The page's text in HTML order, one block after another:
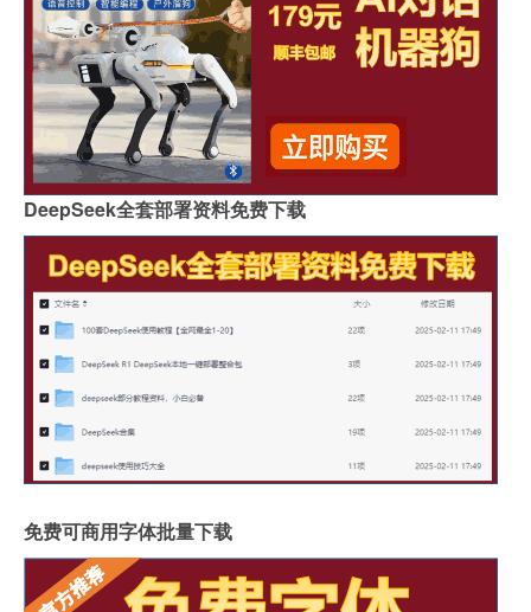
DeepSeek全套部署资料免费下载
免费可商用字体批量下载